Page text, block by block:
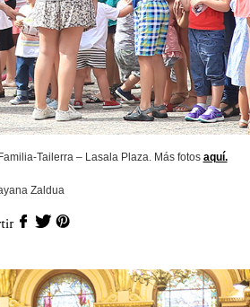
Tailerra – Lasala Plaza. Más fotos aquí.
Zaldua